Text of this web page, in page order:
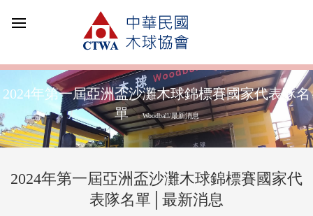
2024年第一屆亞洲盃沙灘木球錦標賽國家代表隊名
單
Woodball/最新消息
2024年第一屆亞洲盃沙灘木球錦標賽國家代
表隊名單│最新消息